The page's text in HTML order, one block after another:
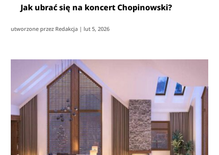
Jak ubrać się na koncert Chopinowski?
utworzone przez Redakcja | lut 5, 2026